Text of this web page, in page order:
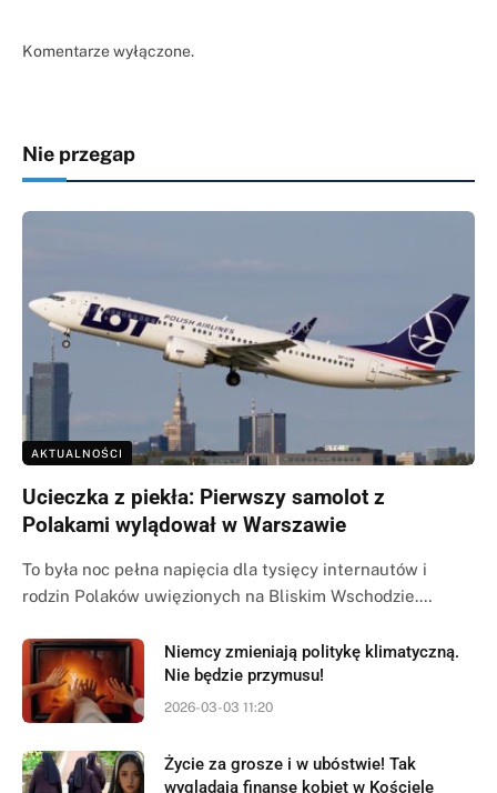
Komentarze wyłączone.
Nie przegap
AKTUALNOŚCI
Ucieczka z piekła: Pierwszy samolot z
Polakami wylądował w Warszawie
To była noc pełna napięcia dla tysięcy internautów i
rodzin Polaków uwięzionych na Bliskim Wschodzie.…
Niemcy zmieniają politykę klimatyczną.
Nie będzie przymusu!
2026-03-03 11:20
Życie za grosze i w ubóstwie! Tak
wyglądają finanse kobiet w Kościele